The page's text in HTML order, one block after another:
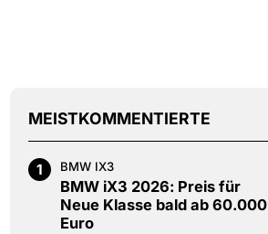
MEISTKOMMENTIERTE
1 BMW IX3
BMW iX3 2026: Preis für
Neue Klasse bald ab 60.000
Euro